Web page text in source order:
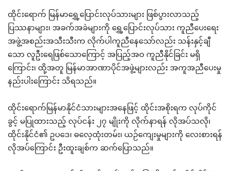
ထိုင်းရောက် မြန်မာရွှေ့ပြောင်းလုပ်သားများ ဖြစ်ပွားလာသည့်
ပြဿနာများ၊ အခက်အခဲများကို ရွှေ့ပြောင်းလုပ်သား ကူညီပေးရေး
အဖွဲ့အစည်းအသီးသီးက လိုက်ပါကူညီနေသော်လည်း သန်းနှင့်ချီ
သော လူဦးရေဖြစ်သောကြောင့် အပြည့်အဝ ကူညီနိုင်ခြင်း မရှိ
ကြောင်း၊ ထို့အတူ မြန်မာအာဏာပိုင်အဖွဲ့များလည်း အကူအညီပေးမှု
နည်းပါးကြောင်း သိရသည်။
ထိုင်းရောက်မြန်မာနိုင်ငံသားများအနေဖြင့် ထိုင်းအစိုးရက လုပ်ကိုင်
ခွင့် မပြုထားသည့် လုပ်ငန်း ၂၇ မျိုးကို လိုက်နာရန် လိုအပ်သလို၊
ထိုင်းနိုင်ငံ၏ ဥပဒေ၊ ဓလေ့ထုံးတမ်း၊ ယဉ်ကျေးမှုများကို လေးစားရန်
လိုအပ်ကြောင်း ဦးထူးချစ်က ဆက်ပြောသည်။